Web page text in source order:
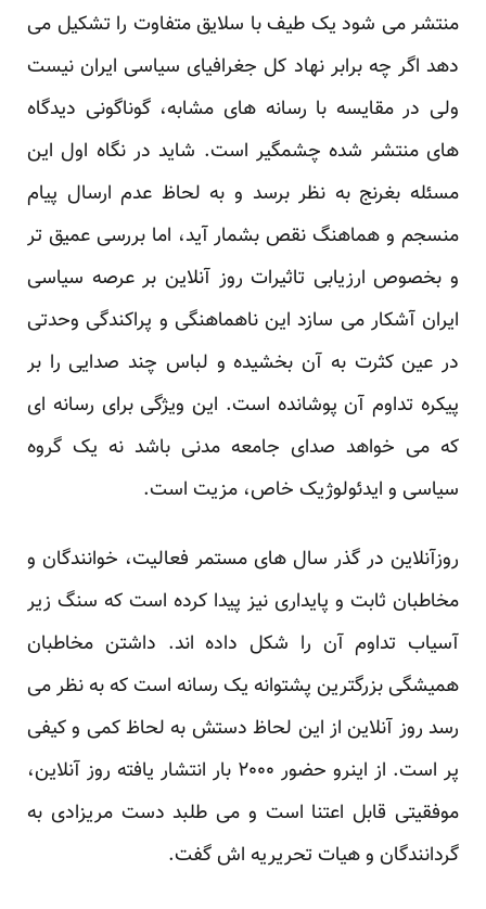
منتشر می شود یک طیف با سلایق متفاوت را تشکیل می
دهد اگر چه برابر نهاد کل جغرافیای سیاسی ایران نیست
ولی در مقایسه با رسانه های مشابه، گوناگونی دیدگاه
های منتشر شده چشمگیر است. شاید در نگاه اول این
مسئله بغرنج به نظر برسد و به لحاظ عدم ارسال پیام
منسجم و هماهنگ نقص بشمار آید، اما بررسی عمیق تر
و بخصوص ارزیابی تاثیرات روز آنلاین بر عرصه سیاسی
ایران آشکار می سازد این ناهماهنگی و پراکندگی وحدتی
در عین کثرت به آن بخشیده و لباس چند صدایی را بر
پیکره تداوم آن پوشانده است. این ویژگی برای رسانه ای
که می خواهد صدای جامعه مدنی باشد نه یک گروه
سیاسی و ایدئولوژیک خاص، مزیت است.
روزآنلاین در گذر سال های مستمر فعالیت، خوانندگان و
مخاطبان ثابت و پایداری نیز پیدا کرده است که سنگ زیر
آسیاب تداوم آن را شکل داده اند. داشتن مخاطبان
همیشگی بزرگترین پشتوانه یک رسانه است که به نظر می
رسد روز آنلاین از این لحاظ دستش به لحاظ کمی و کیفی
پر است. از اینرو حضور ۲۰۰۰ بار انتشار یافته روز آنلاین،
موفقیتی قابل اعتنا است و می طلبد دست مریزادی به
گردانندگان و هیات تحریریه اش گفت.